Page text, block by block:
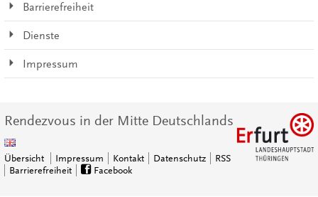
Barrierefreiheit
Dienste
Impressum
Rendezvous in der Mitte Deutschlands
Übersicht Impressum Kontakt Datenschutz
RSS
Barrierefreiheit
Facebook